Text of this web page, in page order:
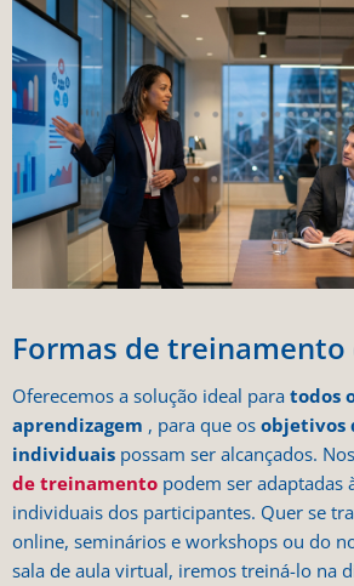
Formas de
Oferecemos a solução ideal paratodos
aprendizagem , para que osobjetivos
individuais possam ser alcançados.
de treinamento podem ser adaptadas
individuais dos participantes. Quer se
online, seminários e workshops ou do
sala de aula virtual, iremos treiná-lo na